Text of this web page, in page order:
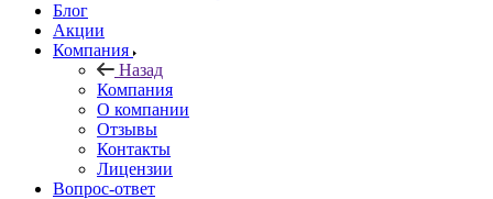
Блог
Акции
Компания
Назад
Компания
О компании
Отзывы
Контакты
Лицензии
Вопрос-ответ